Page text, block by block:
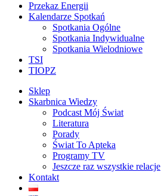
Przekaz Energii
Kalendarze Spotkań
Spotkania Ogólne
Spotkania Indywidualne
Spotkania Wielodniowe
TSI
TIOPZ
Sklep
Skarbnica Wiedzy
Podcast Mój Świat
Literatura
Porady
Świat To Apteka
Programy TV
Jeszcze raz wszystkie relacje
Kontakt